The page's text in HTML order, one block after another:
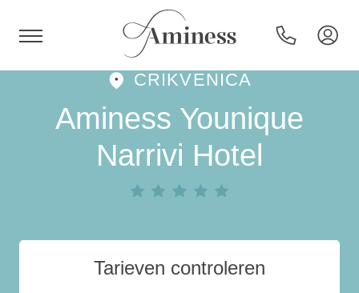
Hotels en resorts
Campings
CRIKVENICA
Aminess Younique
Narrivi Hotel
Tarieven controleren